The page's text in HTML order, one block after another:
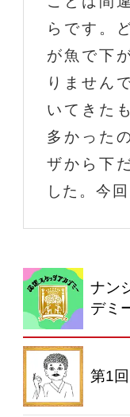
らです。
が魚で下
りません
いてきた
多かった
ザから下
した。今
ナン
デミ
第1